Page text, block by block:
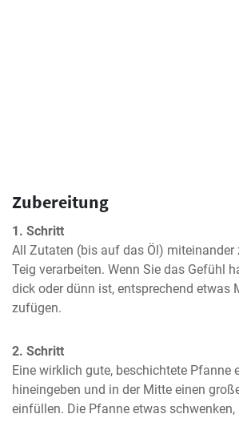
Zubereitung
1. Schritt
All Zutaten (bis auf das Öl) miteinander
Teig verarbeiten. Wenn Sie das Gefühl
dick oder dünn ist, entsprechend etwas
zufügen.
2. Schritt
Eine wirklich gute, beschichtete Pfanne
hineingeben und in der Mitte einen
einfüllen. Die Pfanne etwas schwenken,